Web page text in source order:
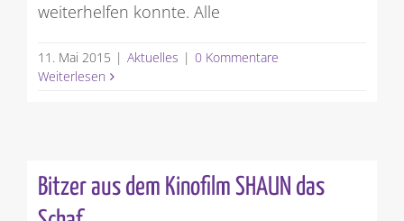
weiterhelfen konnte. Alle
11. Mai 2015 | Aktuelles | 0 Kommentare
Weiterlesen
Bitzer aus dem Kinofilm SHAUN das